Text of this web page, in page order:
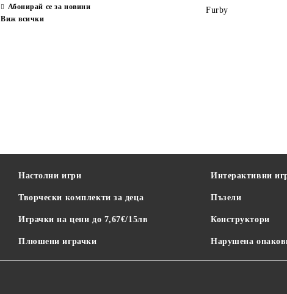
Абонирай се за новини
Виж всички
Furby
Настолни игри
Творчески комплекти за деца
Играчки на цени до 7,67€/15лв
Плюшени играчки
Интерактивни
Пъзели
Конструктори
Нарушена